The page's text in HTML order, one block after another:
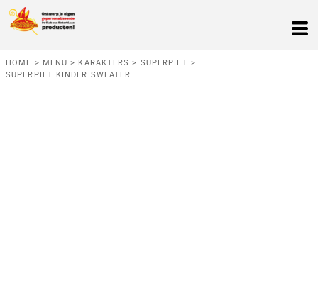
HOME > MENU > KARAKTERS > SUPERPIET >
SUPERPIET KINDER SWEATER